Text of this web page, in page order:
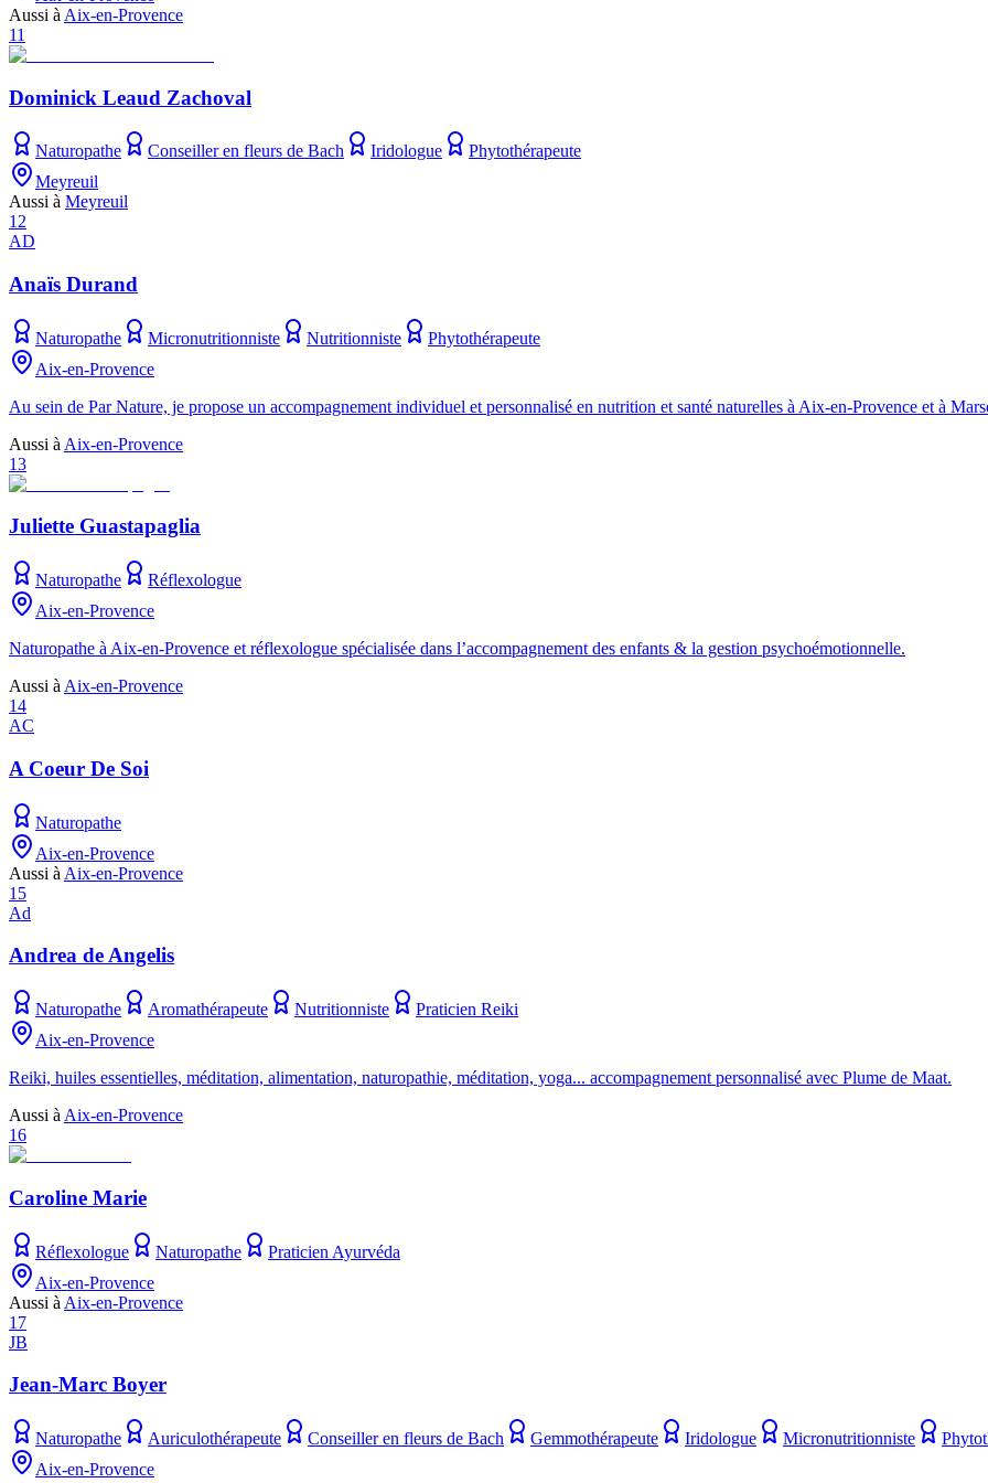
Aussi à Aix-en-Provence
11
Dominick Leaud Zachoval
Naturopathe Conseiller en fleurs de Bach Iridologue
Phytothérapeute
Meyreuil
Aussi à Meyreuil
12
AD
Anaïs Durand
Naturopathe Micronutritionniste Nutritionniste
Phytothérapeute
Aix-en-Provence
Au sein de Par Nature, je propose un accompagnement individuel et personnalisé en nutrition et santé naturelles à Aix-en-Provence et à
Aussi à Aix-en-Provence
13
Juliette Guastapaglia
Naturopathe
Réflexologue
Aix-en-Provence
Naturopathe à Aix-en-Provence et réflexologue spécialisée dans l’accompagnement des enfants & la gestion psychoémotionnelle.
Aussi à Aix-en-Provence
14
AC
A Coeur De Soi
Naturopathe
Aix-en-Provence
Aussi à Aix-en-Provence
15
Ad
Andrea de Angelis
Naturopathe Aromathérapeute Nutritionniste
Praticien Reiki
Aix-en-Provence
Reiki, huiles essentielles, méditation, alimentation, naturopathie, méditation, yoga... accompagnement personnalisé avec Plume de Maat.
Aussi à Aix-en-Provence
16
Caroline Marie
Réflexologue Naturopathe
Praticien Ayurvéda
Aix-en-Provence
Aussi à Aix-en-Provence
17
JB
Jean-Marc Boyer
Naturopathe Auriculothérapeute Conseiller en fleurs de Bach Gemmothérapeute Iridologue Micronutritionniste
Aix-en-Provence